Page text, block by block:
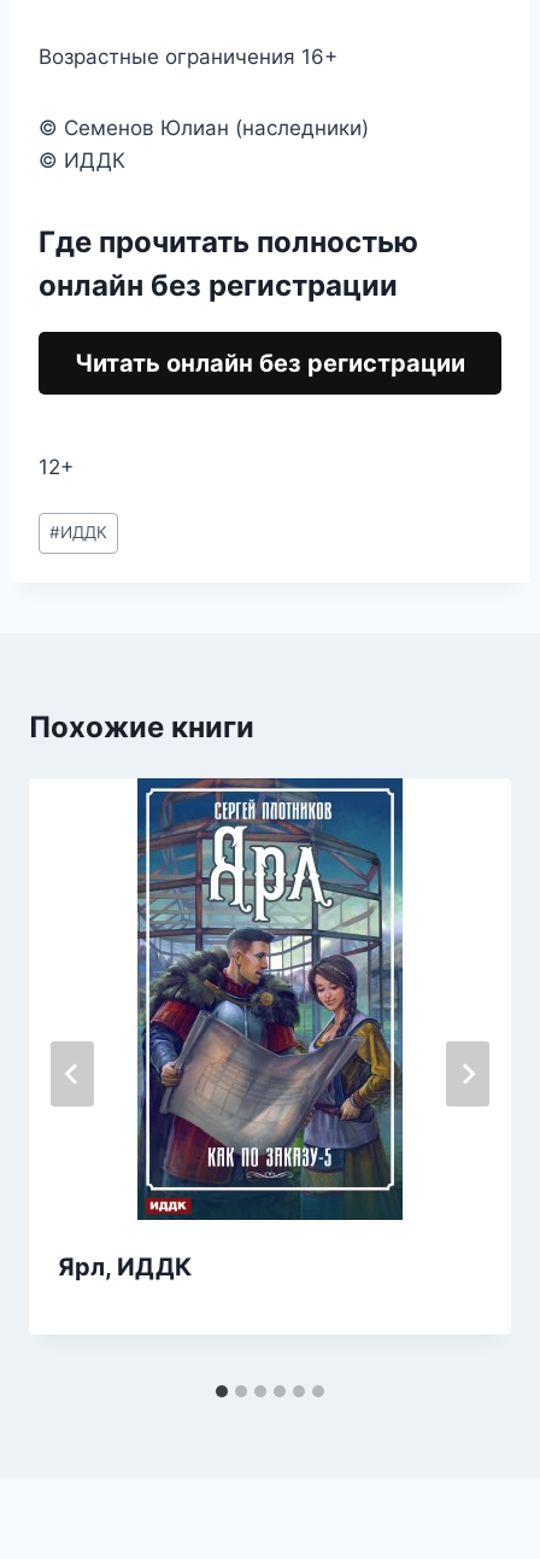
Возрастные ограничения 16+
© Семенов Юлиан (наследники)
© ИДДК
Где прочитать полностью
онлайн без регистрации
Читать онлайн без регистрации
12+
Метки
записи:
#ИДДК
Похожие книги
Ярл, ИДДК